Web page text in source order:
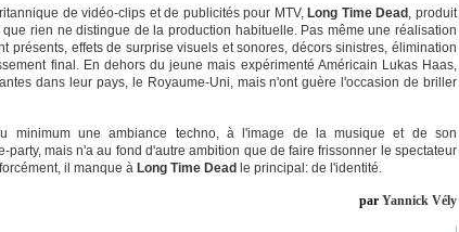
de vidéo-clips et de publicités pour MTV, Long Time Dead , produit
rien ne distingue de la production habituelle. Pas même une réalisation
présents, effets de surprise visuels et sonores, décors sinistres, élimination
final. En dehors du jeune mais expérimenté Américain Lukas Haas,
dans leur pays, le Royaume-Uni, mais n'ont guère l'occasion de briller
minimum une ambiance techno, à l'image de la musique et de son
party, mais n'a au fond d'autre ambition que de faire frissonner le spectateur
il manque à Long Time Dead le principal: de l'identité.
par Yannick Vély